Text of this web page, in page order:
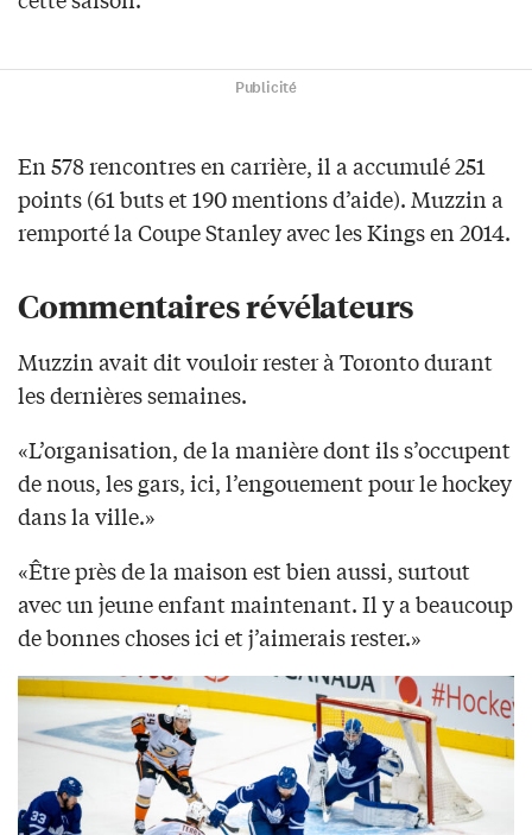
Publicité
En 578 rencontres en carrière, il a accumulé 251
points (61 buts et 190 mentions d’aide). Muzzin a
remporté la Coupe Stanley avec les Kings en 2014.
Commentaires révélateurs
Muzzin avait dit vouloir rester à Toronto durant
les dernières semaines.
«L’organisation, de la manière dont ils s’occupent
de nous, les gars, ici, l’engouement pour le hockey
dans la ville.»
«Être près de la maison est bien aussi, surtout
avec un jeune enfant maintenant. Il y a beaucoup
de bonnes choses ici et j’aimerais rester.»